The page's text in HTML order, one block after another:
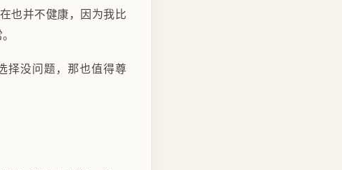
也并不健康，因为我比
择没问题，那也值得尊